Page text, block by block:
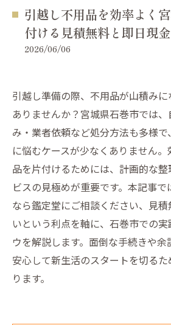
引越し不用品を効率よく
付ける見積無料と即日現
2026/06/06
引越し準備の際、不用品が山積み
ありませんか？宮城県石巻市では
み・業者依頼など処分方法も多様
に悩むケースが少なくありません
品を片付けるためには、計画的な
ビスの見極めが重要です。本記事
なら鑑定堂にご相談ください、見
いという利点を軸に、石巻市での
ウを解説します。面倒な手続きや余
安心して新生活のスタートを切る
ります。